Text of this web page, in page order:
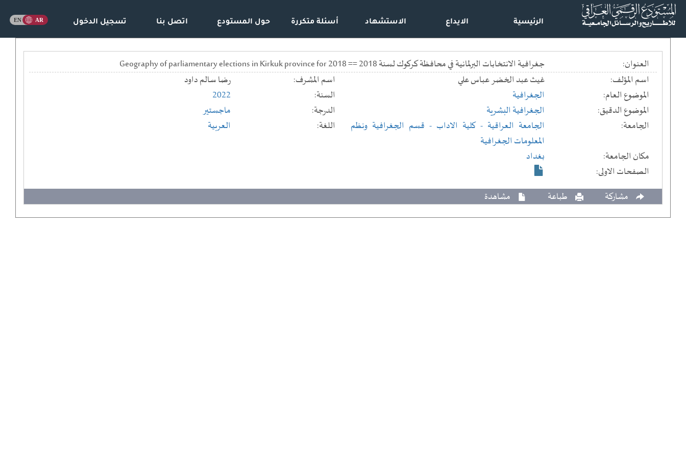
الرئيسية الايداع الاستشهاد أسئلة متكررة حول المستودع اتصل بنا تسجيل الدخول
العنوان:
جغرافية الانتخابات البرلمانية في محافظة كركوك لسنة 2018 == Geography of parliamentary elections in Kirkuk province for 2018
اسم المؤلف:
غيث عبد الخضر عباس علي اسم المشرف:
رضا سالم داود
الموضوع العام:
الجغرافية السنة:
2022
الموضوع الدقيق:
الجغرافية البشرية الدرجة:
ماجستير
الجامعة:
الجامعة العراقية - كلية الاداب - قسم الجغرافية ونظم
المعلومات الجغرافية
اللغة:
العربية
مكان الجامعة:
بغداد
الصفحات الاولى:
مشاركة
طباعة مشاهدة